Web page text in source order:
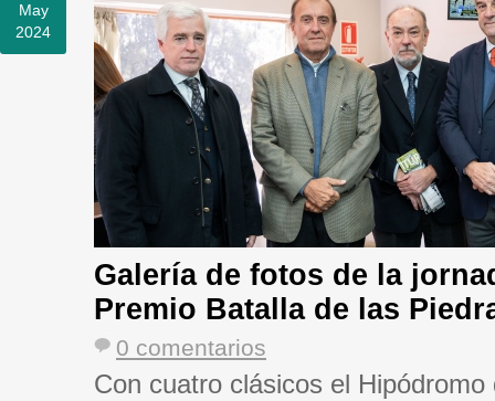
May
2024
Galería de fotos de la
Premio Batalla de las
0 comentarios
Con cuatro clásicos el